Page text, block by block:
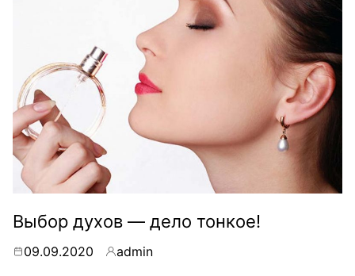
Выбор духов — дело тонкое!
09.09.2020 Byadmin